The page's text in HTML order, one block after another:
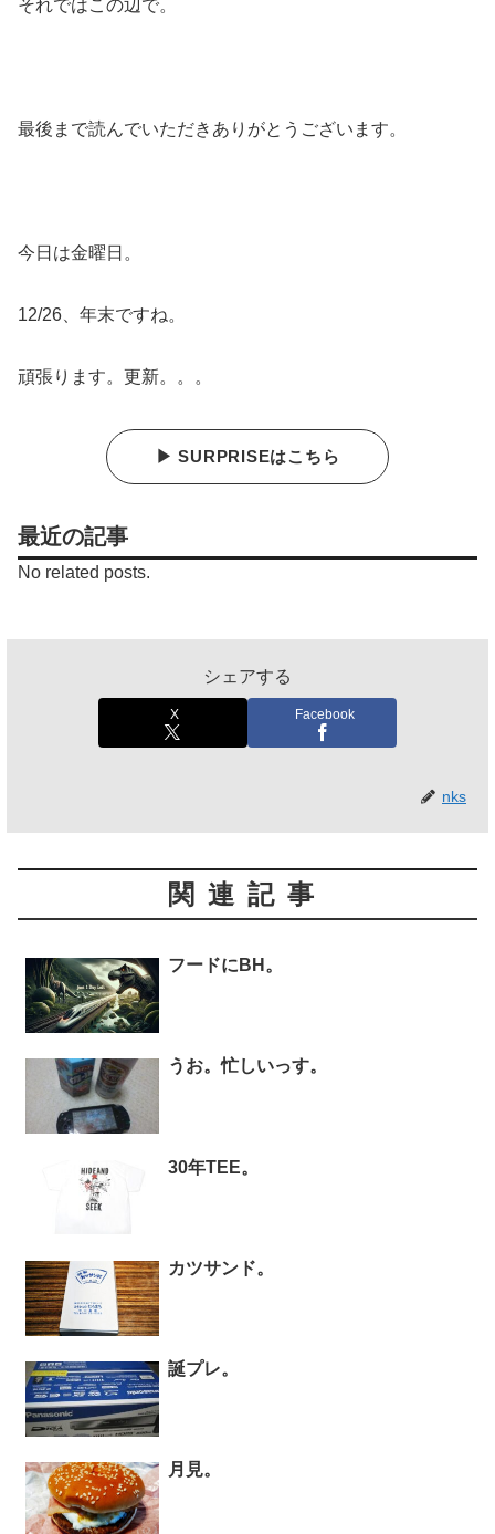
それではこの辺で。
最後まで読んでいただきありがとうございます。
今日は金曜日。
12/26、年末ですね。
頑張ります。更新。。。
▶ SURPRISEはこちら
最近の記事
No related posts.
シェアする
X Facebook
nks
関連記事
フードにBH。
うお。忙しいっす。
30年TEE。
カツサンド。
誕プレ。
月見。